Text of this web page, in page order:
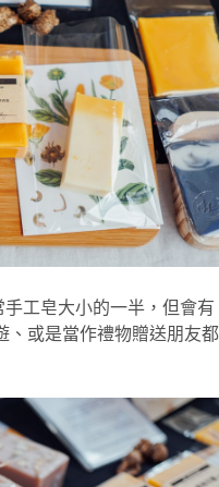
手工皂大小的一半，但會有
、或是當作禮物贈送朋友都